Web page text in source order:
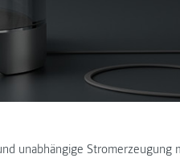
unabhängige